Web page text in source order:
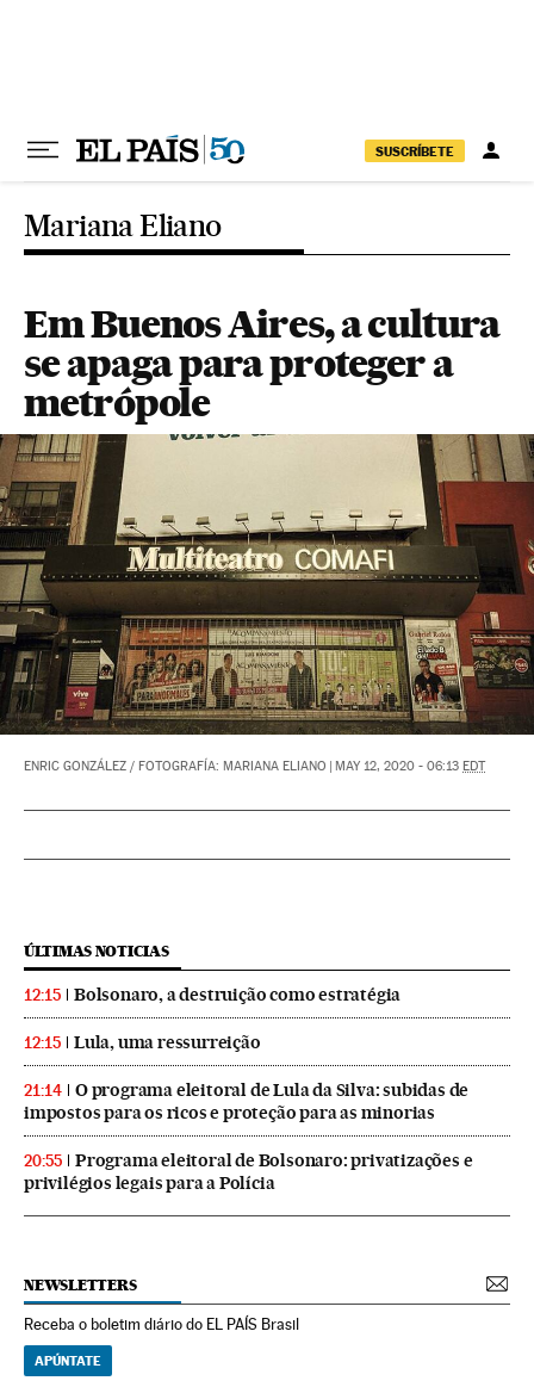
SUSCRÍBETE
Mariana Eliano
Em Buenos Aires, a cultura
se apaga para proteger a
metrópole
ENRIC GONZÁLEZ / FOTOGRAFÍA: MARIANA ELIANO MAY 12, 2020 - 06:13 EDT
ÚLTIMAS NOTICIAS
12:15 Bolsonaro, a destruição como estratégia
12:15 Lula, uma ressurreição
21:14
O programa eleitoral de Lula da Silva: subidas de
impostos para os ricos e proteção para as minorias
20:55
Programa eleitoral de Bolsonaro: privatizações e
privilégios legais para a Polícia
NEWSLETTERS
Receba o boletim diário do EL PAÍS Brasil
APÚNTATE